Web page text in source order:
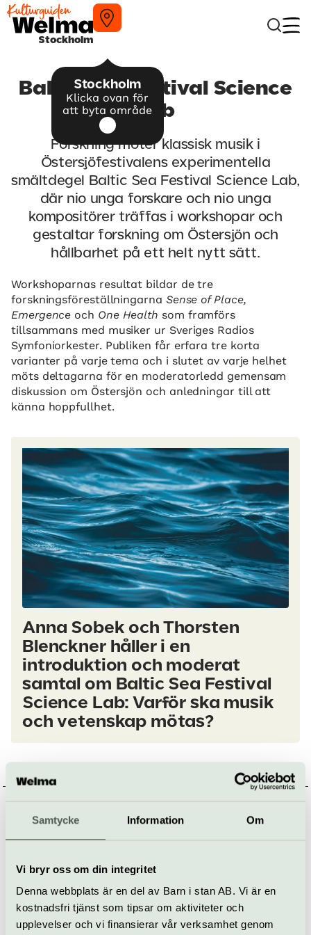
Samtycke Information Om
Vi bryr oss om din integritet
Denna webbplats är en del av Barn i stan AB. Vi är en
kostnadsfri tjänst som tipsar om aktiviteter och
upplevelser och vi finansierar vår verksamhet genom
Stockholm
Stockholm
Klicka ovan för
att byta område
Baltic Sea Festival Science
Lab
Forskning möter klassisk musik i
Östersjöfestivalens experimentella
smältdegel Baltic Sea Festival Science Lab,
där nio unga forskare och nio unga
kompositörer träffas i workshopar och
gestaltar forskning om Östersjön och
hållbarhet på ett helt nytt sätt.
Workshoparnas resultat bildar de tre
forskningsföreställningarna Sense of Place,
Emergence och One Health som framförs
tillsammans med musiker ur Sveriges Radios
Symfoniorkester. Publiken får erfara tre korta
varianter på varje tema och i slutet av varje helhet
möts deltagarna för en moderatorledd gemensam
diskussion om Östersjön och anledningar till att
känna hoppfullhet.
Anna Sobek och Thorsten
Blenckner håller i en
introduktion och moderat
samtal om Baltic Sea Festival
Science Lab: Varför ska musik
och vetenskap mötas?
forskningsföreställningarna